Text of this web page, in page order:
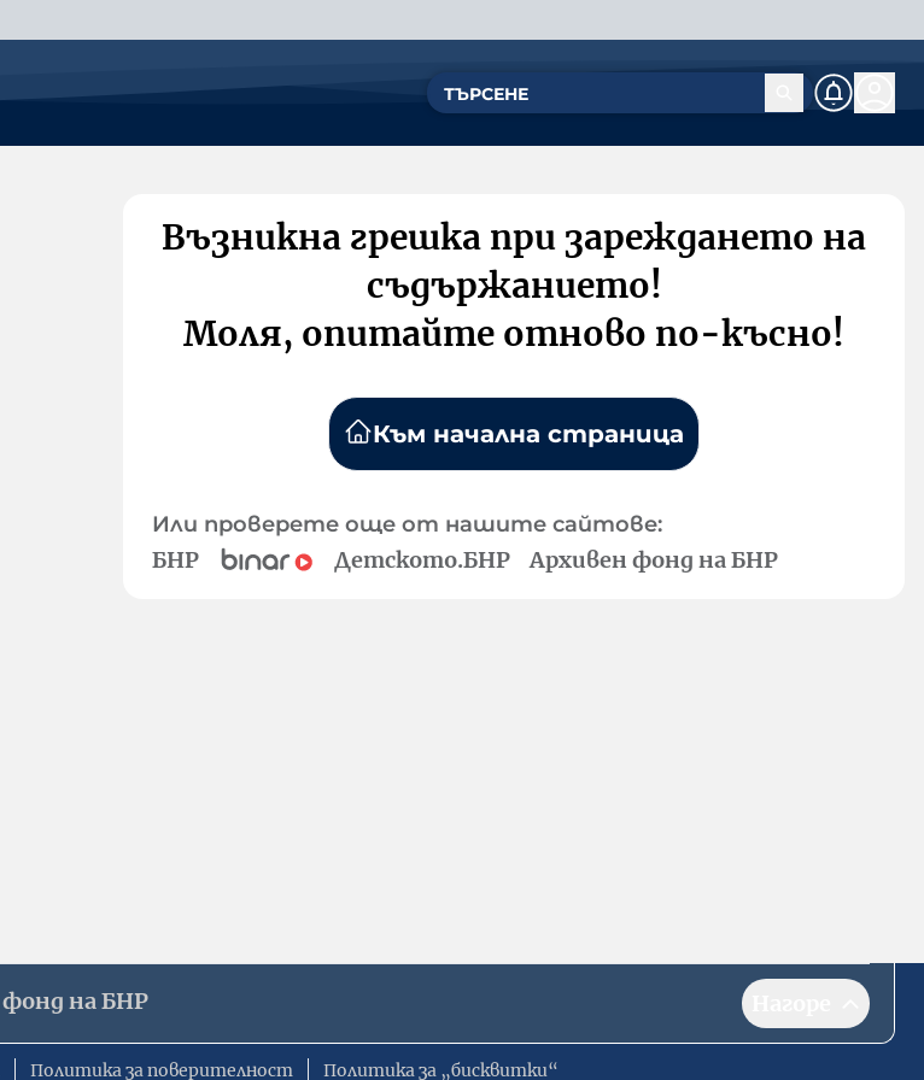
Възникна грешка при зареждането на
съдържанието!
Моля, опитайте отново по-късно!
Към начална страница
Или проверете още от нашите сайтове:
БНР Детското.БНР Архивен фонд на БНР
на БНР
Политика за поверителност Политика за „бисквитки“